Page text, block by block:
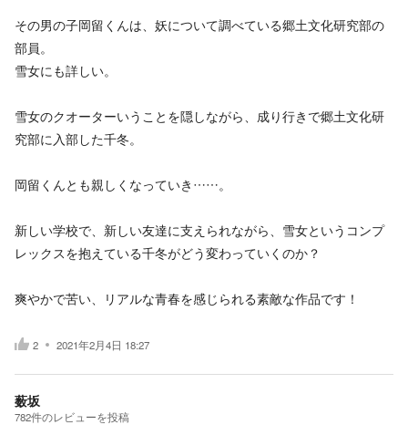
その男の子岡留くんは、妖について調べている郷土文化研究部の
部員。
雪女にも詳しい。
雪女のクオーターいうことを隠しながら、成り行きで郷土文化研
究部に入部した千冬。
岡留くんとも親しくなっていき……。
新しい学校で、新しい友達に支えられながら、雪女というコンプ
レックスを抱えている千冬がどう変わっていくのか？
爽やかで苦い、リアルな青春を感じられる素敵な作品です！
2 2021年2月4日 18:27
薮坂
782件のレビューを投稿